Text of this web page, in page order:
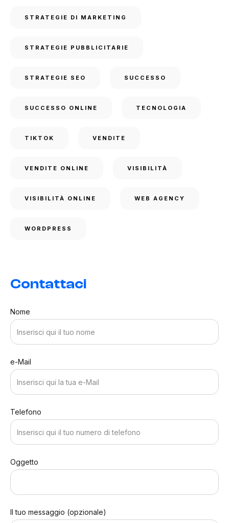
STRATEGIE DI MARKETING
STRATEGIE PUBBLICITARIE
STRATEGIE SEO SUCCESSO
SUCCESSO ONLINE TECNOLOGIA
TIKTOK VENDITE
VENDITE ONLINE VISIBILITÀ
VISIBILITÀ ONLINE WEB AGENCY
WORDPRESS
Contattaci
Nome
e-Mail
Telefono
Oggetto
Il tuo messaggio (opzionale)